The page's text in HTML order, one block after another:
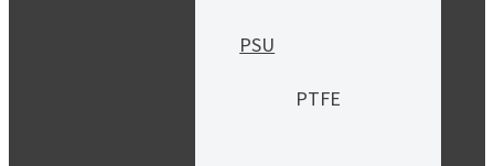
PSU
PTFE